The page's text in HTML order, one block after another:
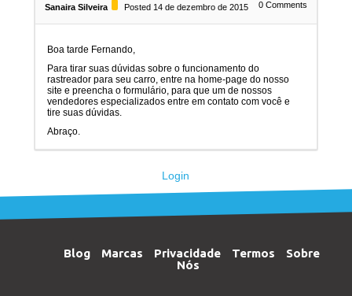
Sanaira Silveira Posted 14 de dezembro de 2015 0 Comments
Boa tarde Fernando,
Para tirar suas dúvidas sobre o funcionamento do
rastreador para seu carro, entre na home-page do nosso
site e preencha o formulário, para que um de nossos
vendedores especializados entre em contato com você e
tire suas dúvidas.
Abraço.
Login
Blog Marcas Privacidade Termos
Sobre
Nós